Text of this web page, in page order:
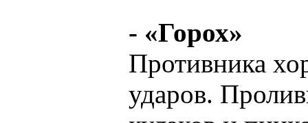
- «Горох»
Противника
ударов.